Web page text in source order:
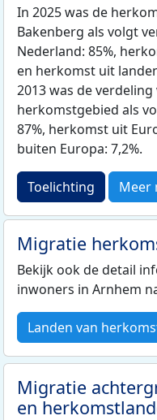
In 2025 was de
Bakenberg als volgt
Nederland: 85%,
en herkomst uit
2013 was de
herkomstgebied als
87%, herkomst uit
buiten Europa: 7,2%.
Toelichting Meer
Migratie
Bekijk ook de detail
inwoners in Arnhem
Landen van
Migratie
en